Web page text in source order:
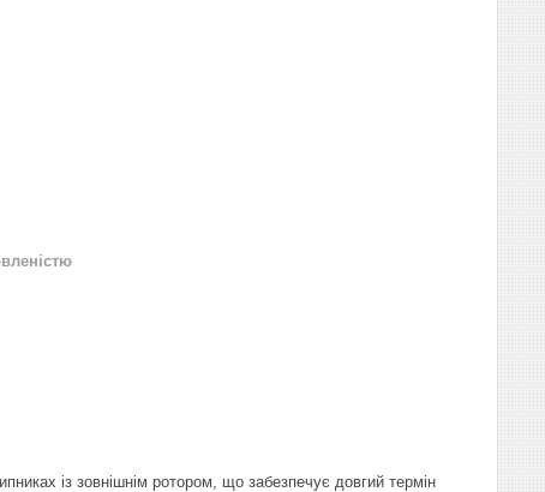
із зовнішнім ротором, що забезпечує довгий термін